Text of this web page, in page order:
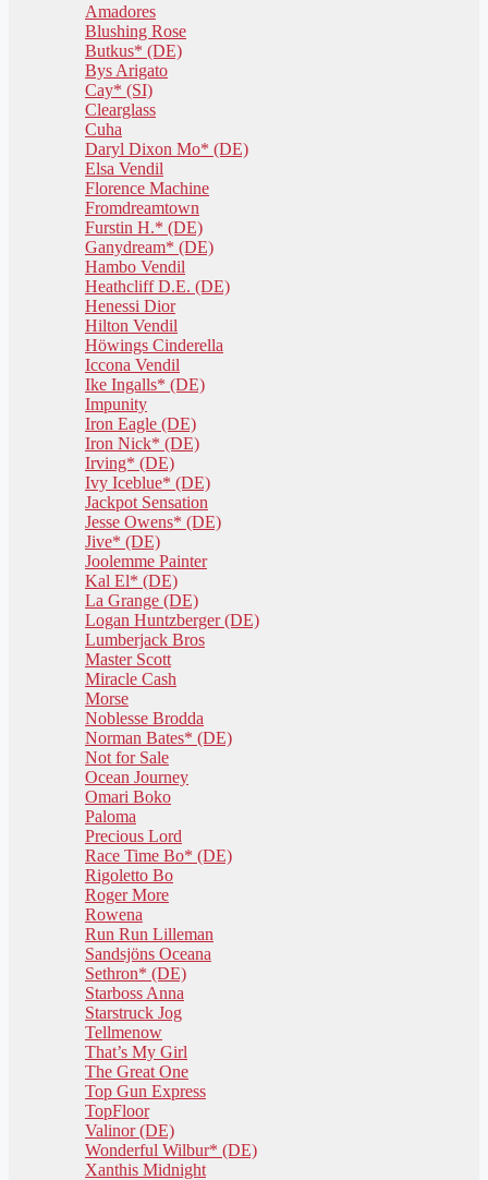
Amadores
Blushing Rose
Butkus* (DE)
Bys Arigato
Cay* (SI)
Clearglass
Cuha
Daryl Dixon Mo* (DE)
Elsa Vendil
Florence Machine
Fromdreamtown
Furstin H.* (DE)
Ganydream* (DE)
Hambo Vendil
Heathcliff D.E. (DE)
Henessi Dior
Hilton Vendil
Höwings Cinderella
Iccona Vendil
Ike Ingalls* (DE)
Impunity
Iron Eagle (DE)
Iron Nick* (DE)
Irving* (DE)
Ivy Iceblue* (DE)
Jackpot Sensation
Jesse Owens* (DE)
Jive* (DE)
Joolemme Painter
Kal El* (DE)
La Grange (DE)
Logan Huntzberger (DE)
Lumberjack Bros
Master Scott
Miracle Cash
Morse
Noblesse Brodda
Norman Bates* (DE)
Not for Sale
Ocean Journey
Omari Boko
Paloma
Precious Lord
Race Time Bo* (DE)
Rigoletto Bo
Roger More
Rowena
Run Run Lilleman
Sandsjöns Oceana
Sethron* (DE)
Starboss Anna
Starstruck Jog
Tellmenow
That’s My Girl
The Great One
Top Gun Express
TopFloor
Valinor (DE)
Wonderful Wilbur* (DE)
Xanthis Midnight